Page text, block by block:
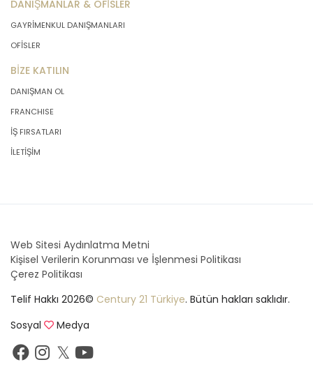
DANIŞMANLAR & OFİSLER
GAYRİMENKUL DANIŞMANLARI
OFİSLER
BİZE KATILIN
DANIŞMAN OL
FRANCHISE
İŞ FIRSATLARI
İLETİŞİM
Web Sitesi Aydınlatma Metni
Kişisel Verilerin Korunması ve İşlenmesi Politikası
Çerez Politikası
Telif Hakkı 2026© Century 21 Türkiye. Bütün hakları saklıdır.
Sosyal
Medya